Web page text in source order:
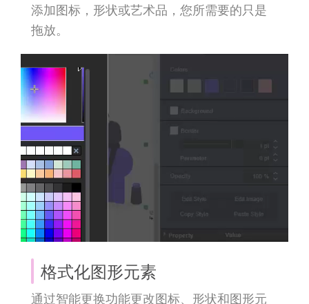
添加图标，形状或艺术品，您所需要的只是
拖放。
格式化图形元素
通过智能更换功能更改图标、形状和图形元